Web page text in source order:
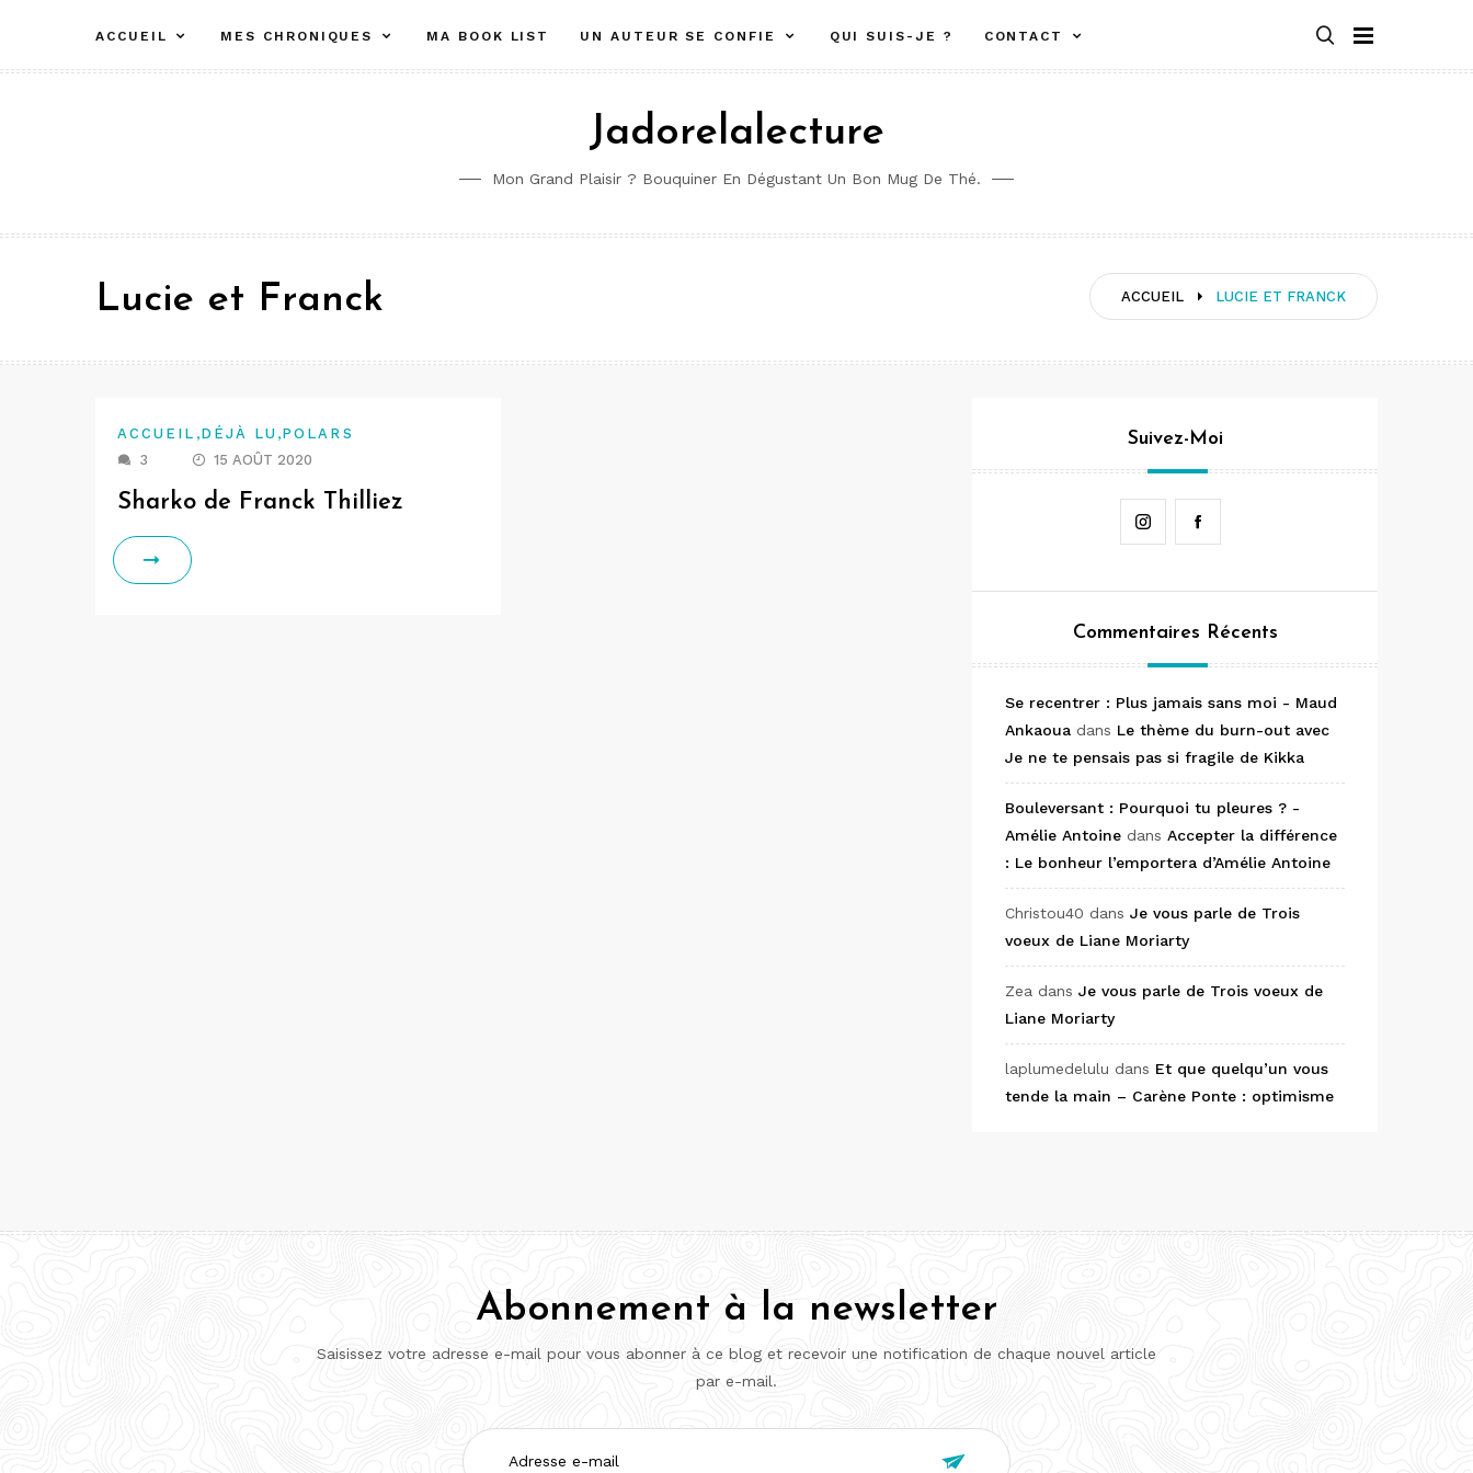
contenu
ACCUEIL MES CHRONIQUES MA BOOK LIST UN AUTEUR SE CONFIE QUI SUIS-JE ? CONTACT
Jadorelalecture
Mon Grand Plaisir ? Bouquiner En Dégustant Un Bon Mug De Thé.
ACCUEIL LUCIE ET FRANCK
Lucie et Franck
ACCUEIL ,DÉJÀ LU ,POLARS
3
15 AOÛT 2020
Sharko de Franck Thilliez
Suivez-Moi
Instagram
Commentaires Récents
Se recentrer : Plus jamais sans moi - Maud
Ankaoua dans Le thème du burn-out avec
Je ne te pensais pas si fragile de Kikka
Bouleversant : Pourquoi tu pleures ? -
Amélie Antoine dans Accepter la différence
: Le bonheur l’emportera d’Amélie Antoine
Christou40 dans Je vous parle de Trois
voeux de Liane Moriarty
Zea dans Je vous parle de Trois voeux de
Liane Moriarty
laplumedelulu dans Et que quelqu’un vous
tende la main – Carène Ponte : optimisme
Abonnement à la newsletter
Saisissez votre adresse e-mail pour vous abonner à ce blog et recevoir une notification de chaque nouvel article
par e-mail.
Adresse
e-
